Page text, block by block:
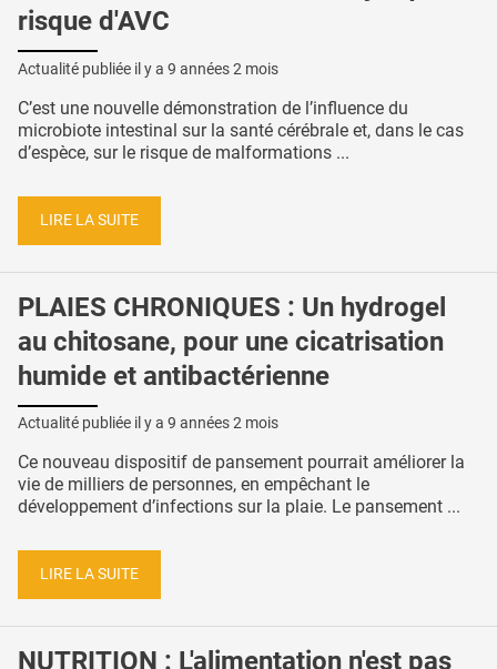
risque d'AVC
Actualité publiée il y a 9 années 2 mois
C’est une nouvelle démonstration de l’influence du
microbiote intestinal sur la santé cérébrale et, dans le cas
d’espèce, sur le risque de malformations ...
LIRE LA SUITE
PLAIES CHRONIQUES : Un hydrogel
au chitosane, pour une cicatrisation
humide et antibactérienne
Actualité publiée il y a 9 années 2 mois
Ce nouveau dispositif de pansement pourrait améliorer la
vie de milliers de personnes, en empêchant le
développement d’infections sur la plaie. Le pansement ...
LIRE LA SUITE
NUTRITION : L'alimentation n'est pas